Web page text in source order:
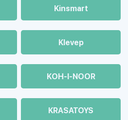
Kinsmart
Klevep
KOH-I-NOOR
KRASATOYS